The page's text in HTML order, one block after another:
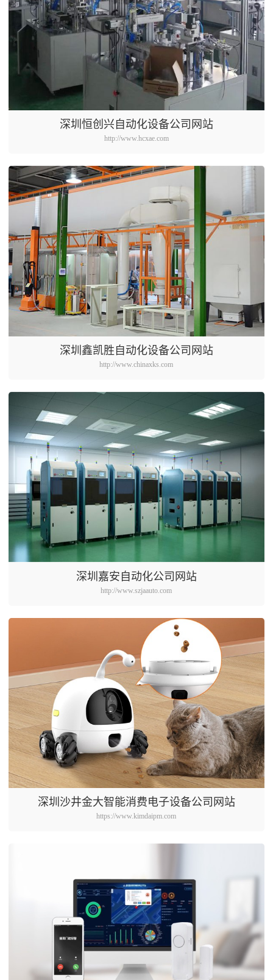
深圳恒创兴自动化设备公司网站
http://www.hcxae.com
深圳鑫凯胜自动化设备公司网站
http://www.chinaxks.com
深圳嘉安自动化公司网站
http://www.szjaauto.com
深圳沙井金大智能消费电子设备公司网站
https://www.kimdaipm.com